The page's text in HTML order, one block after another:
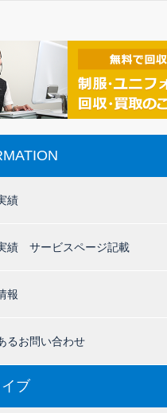
績
績 サービスページ記載
報
るお問い合わせ
ブ